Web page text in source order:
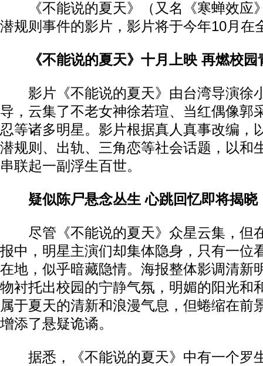
《不能说的夏天》（又名《寒蝉效应
潜规则事件的影片，影片将于今年10月在
《不能说的夏天》十月上映 再燃校
影片《不能说的夏天》由台湾导演徐
导，云集了不老女神徐若瑄、当红偶像郭
忍等诸多明星。影片根据真人真事改编，
潜规则、出轨、三角恋等社会话题，以和
串联起一副浮生百世。
疑似陈尸悬念丛生 心跳回忆即将揭晓
尽管《不能说的夏天》众星云集，但
报中，明星主演们却集体隐身，只有一位
在地，似乎暗藏隐情。海报整体影调清新
物衬托出校园的宁静气氛，明媚的阳光和
属于夏天的清新和浪漫气息，但蜷缩在前
增添了悬疑诡谲。
据悉，《不能说的夏天》中有一个罗